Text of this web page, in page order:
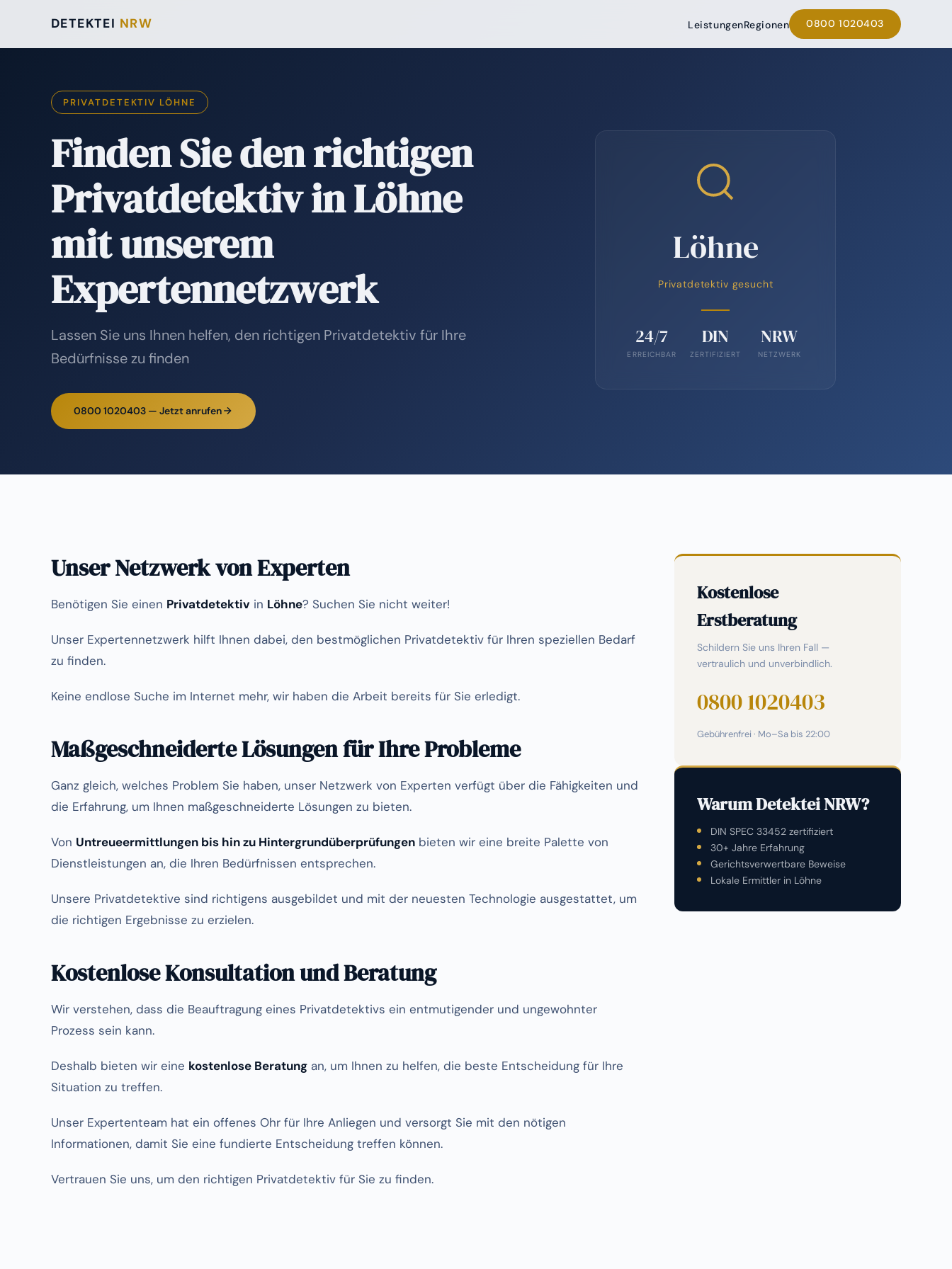
DETEKTEI NRW LeistungenRegionen 0800 1020403
PRIVATDETEKTIV LÖHNE
Finden Sie den richtigen
Privatdetektiv in Löhne
mit unserem
Expertennetzwerk
Lassen Sie uns Ihnen helfen, den richtigen Privatdetektiv für Ihre
Bedürfnisse zu finden
0800 1020403 — Jetzt anrufen
Löhne
Privatdetektiv gesucht
24/7
ERREICHBAR
DIN
ZERTIFIZIERT
NRW
NETZWERK
Unser Netzwerk von Experten
Benötigen Sie einen Privatdetektiv in Löhne? Suchen Sie nicht weiter!
Unser Expertennetzwerk hilft Ihnen dabei, den bestmöglichen Privatdetektiv für Ihren speziellen Bedarf
zu finden.
Keine endlose Suche im Internet mehr, wir haben die Arbeit bereits für Sie erledigt.
Maßgeschneiderte Lösungen für Ihre Probleme
Ganz gleich, welches Problem Sie haben, unser Netzwerk von Experten verfügt über die Fähigkeiten und
die Erfahrung, um Ihnen maßgeschneiderte Lösungen zu bieten.
Von Untreueermittlungen bis hin zu Hintergrundüberprüfungen bieten wir eine breite Palette von
Dienstleistungen an, die Ihren Bedürfnissen entsprechen.
Unsere Privatdetektive sind richtigens ausgebildet und mit der neuesten Technologie ausgestattet, um
die richtigen Ergebnisse zu erzielen.
Kostenlose Konsultation und Beratung
Wir verstehen, dass die Beauftragung eines Privatdetektivs ein entmutigender und ungewohnter
Prozess sein kann.
Deshalb bieten wir eine kostenlose Beratung an, um Ihnen zu helfen, die beste Entscheidung für Ihre
Situation zu treffen.
Unser Expertenteam hat ein offenes Ohr für Ihre Anliegen und versorgt Sie mit den nötigen
Informationen, damit Sie eine fundierte Entscheidung treffen können.
Vertrauen Sie uns, um den richtigen Privatdetektiv für Sie zu finden.
Kostenlose
Erstberatung
Schildern Sie uns Ihren Fall —
vertraulich und unverbindlich.
0800 1020403
Gebührenfrei · Mo–Sa bis 22:00
Warum Detektei NRW?
DIN SPEC 33452 zertifiziert
30+ Jahre Erfahrung
Gerichtsverwertbare Beweise
Lokale Ermittler in Löhne